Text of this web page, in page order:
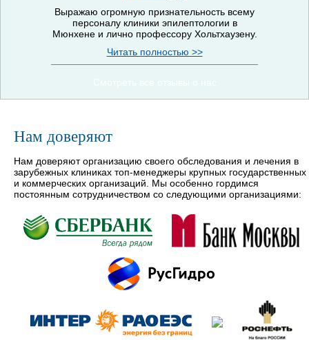
Выражаю огромную признательность всему
персоналу клиники эпилептологии в
Мюнхене и лично профессору Хольтхаузену.
Читать полностью >>
Нам доверяют
Нам доверяют организацию своего обследования и лечения в
зарубежных клиниках топ-менеджеры крупных государственных
и коммерческих организаций. Мы особенно гордимся
постоянным сотрудничеством со следующими организациями: